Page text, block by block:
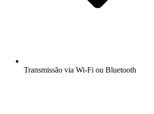
Transmissão via Wi-Fi ou Bluetooth